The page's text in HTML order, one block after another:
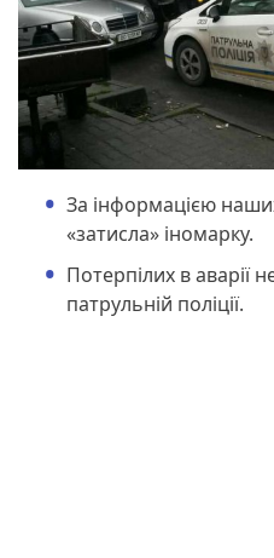
За інформацією
«затисла» іномарку.
Потерпілих в аварії
патрульній поліції.